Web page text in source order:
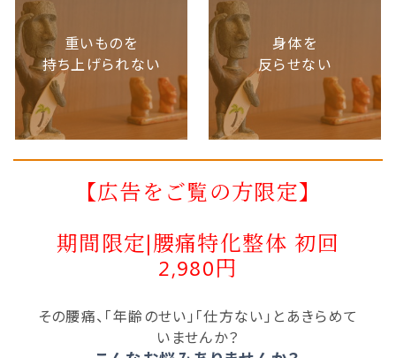
重いものを
持ち上げられない
身体を
反らせない
【広告をご覧の方限定】
期間限定|腰痛特化整体 初回
2,980円
その腰痛、「年齢のせい」「仕方ない」とあきらめて
いませんか？